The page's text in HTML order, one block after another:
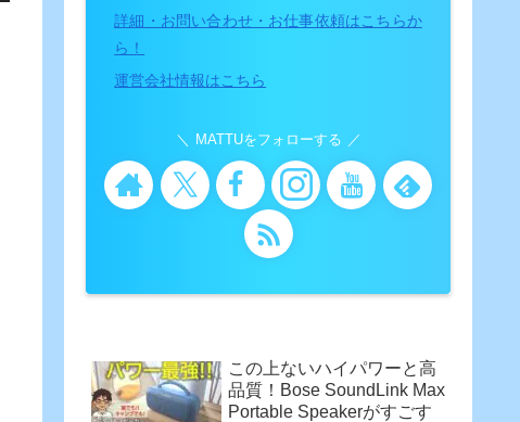
詳細・お問い合わせ・お仕事依頼はこちらか
ら！
運営会社情報はこちら
MATTUをフォローする
この上ないハイパワーと高
品質！Bose SoundLink Max
Portable Speakerがすごす